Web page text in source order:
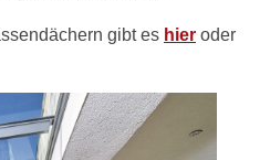
gibt es hier oder